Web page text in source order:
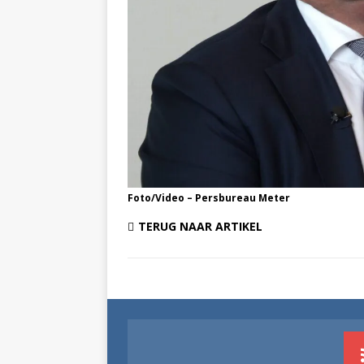
Foto/Video – Persbureau Meter
TERUG NAAR ARTIKEL